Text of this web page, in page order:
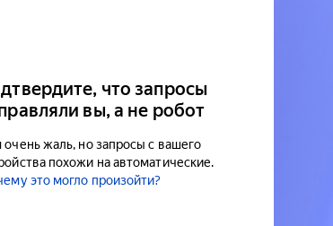
что запросы
вы, а не робот
очень жаль, но запросы с вашего
похожи на автоматические.
это могло произойти?